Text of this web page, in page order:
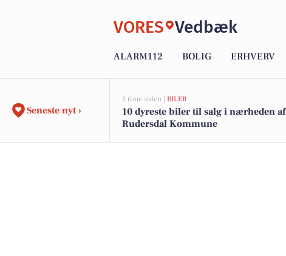
VORES Vedbæk
ALARM112 BOLIG ERHVERV
Seneste nyt ›
1 time siden | BILER
10 dyreste biler til salg i nærheden af
Rudersdal Kommune